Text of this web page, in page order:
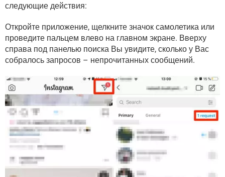
следующие действия:
Откройте приложение, щелкните значок самолетика или
проведите пальцем влево на главном экране. Вверху
справа под панелью поиска Вы увидите, сколько у Вас
собралось запросов – непрочитанных сообщений.